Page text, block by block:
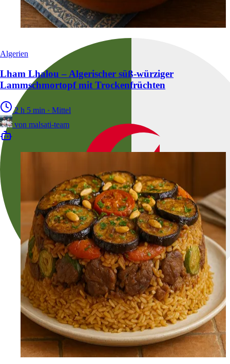
Algerien
Lham Lhalou – Algerischer süß-würziger
Lammschmortopf mit Trockenfrüchten
2 h 5 min · Mittel
von malsati-team